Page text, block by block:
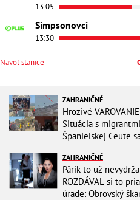
13:05
Simpsonovci
13:30
Navoľ stanice
ZAHRANIČNÉ
Hrozivé
Situácia s
Španielskej Ceute
presný dátum
ZAHRANIČNÉ
Párik to už
ROZDÁVAL si to
úrade: Obrovský